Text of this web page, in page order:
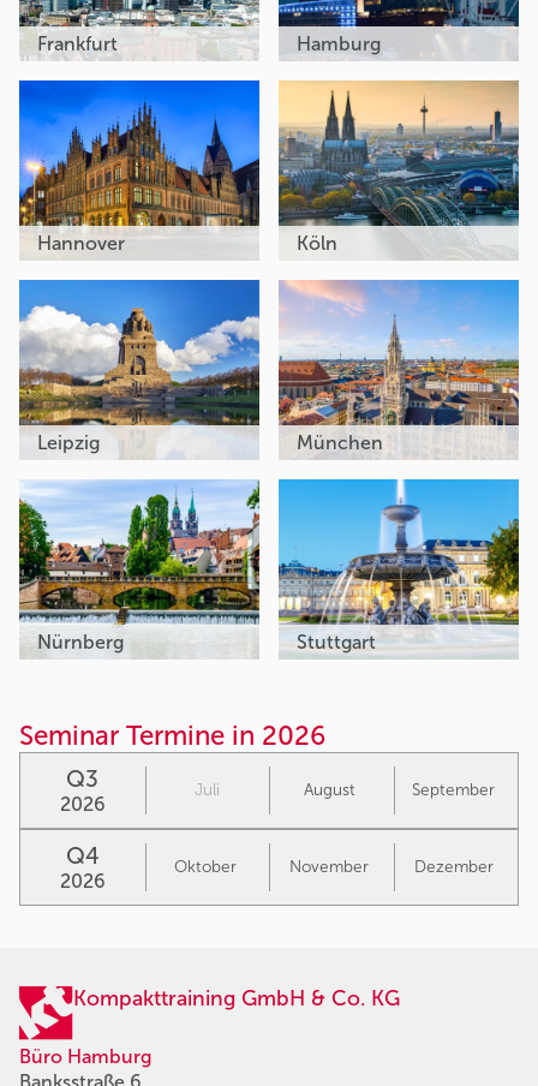
Frankfurt Hamburg
Hannover Köln
Leipzig München
Nürnberg Stuttgart
Seminar Termine in 2026
Q3
2026
Juli August September
Q4
2026
Oktober November Dezember
Kompakttraining GmbH & Co. KG
Büro Hamburg